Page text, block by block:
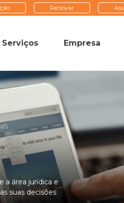
Renovar
Serviços Empresa
a área jurídica e
suas decisões